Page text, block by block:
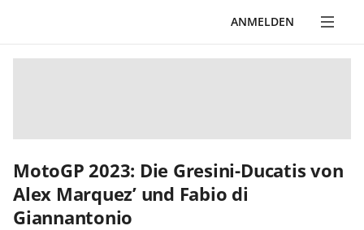
ANMELDEN
MotoGP 2023: Die Gresini-Ducatis von
Alex Marquez’ und Fabio di
Giannantonio